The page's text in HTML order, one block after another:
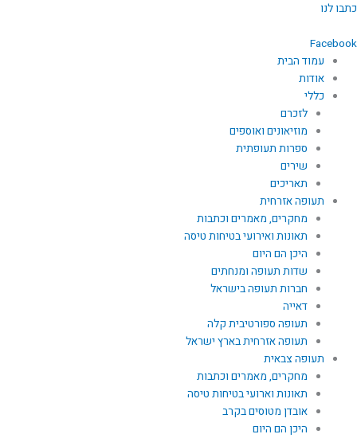
דילוג
כתבו לנו
Facebook
עמוד הבית
אודות
כללי
לזכרם
מוזיאונים ואוספים
ספרות תעופתית
שירים
תאריכים
תעופה אזרחית
מחקרים, מאמרים וכתבות
תאונות ואירועי בטיחות טיסה
היכן הם היום
שדות תעופה ומנחתים
חברות תעופה בישראל
דאייה
תעופה ספורטיבית קלה
תעופה אזרחית בארץ ישראל
תעופה צבאית
מחקרים, מאמרים וכתבות
תאונות וארועי בטיחות טיסה
אובדן מטוסים בקרב
היכן הם היום